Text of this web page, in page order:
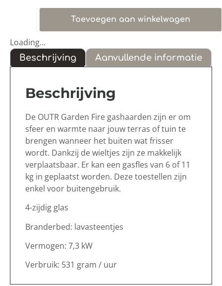
Toevoegen aan winkelwagen
Loading...
Beschrijving Aanvullende informatie
Beschrijving
De OUTR Garden Fire gashaarden zijn er om
sfeer en warmte naar jouw terras of tuin te
brengen wanneer het buiten wat frisser
wordt. Dankzij de wieltjes zijn ze makkelijk
verplaatsbaar. Er kan een gasfles van 6 of 11
kg in geplaatst worden. Deze toestellen zijn
enkel voor buitengebruik.
4-zijdig glas
Branderbed: lavasteentjes
Vermogen: 7,3 kW
Verbruik: 531 gram / uur